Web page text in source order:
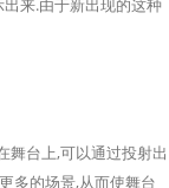
来.由于新出现的这种
台上,可以通过投射出
多的场景,从而使舞台